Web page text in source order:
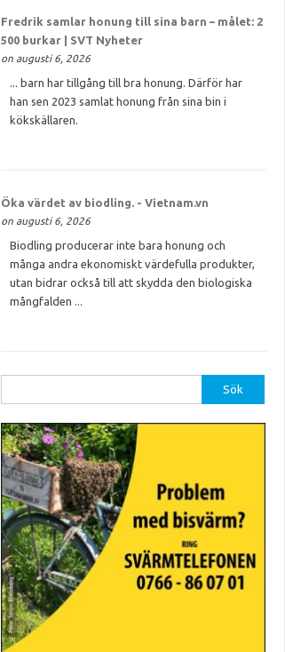
Fredrik samlar honung till sina barn – målet: 2
500 burkar | SVT Nyheter
on augusti 6, 2026
... barn har tillgång till bra honung. Därför har
han sen 2023 samlat honung från sina bin i
kökskällaren.
Öka värdet av biodling. - Vietnam.vn
on augusti 6, 2026
Biodling producerar inte bara honung och
många andra ekonomiskt värdefulla produkter,
utan bidrar också till att skydda den biologiska
mångfalden ...
efter: